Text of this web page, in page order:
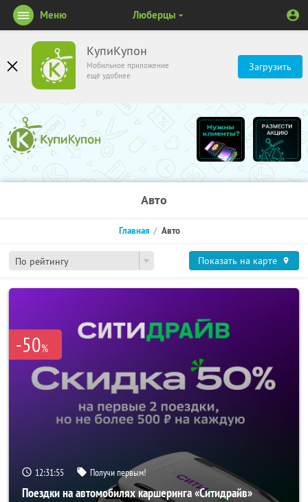
КупиКупон
Мобильное приложение
ещё удобнее
Загрузить
Меню Люберцы
Авто
По рейтингу
Главная Авто
Показать на карте
-50%
12:31:55 Получи первым!
Поездки на автомобилях каршеринга «Ситидрайв»